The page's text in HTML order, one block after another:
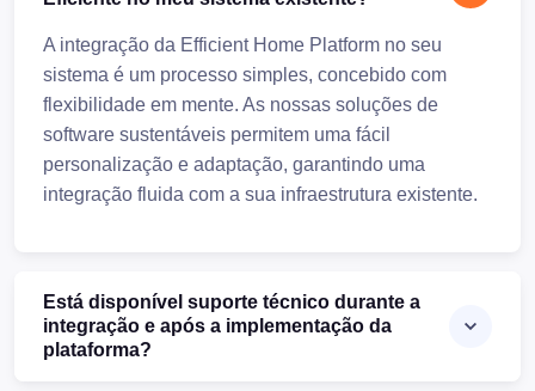
A integração da Efficient Home Platform no seu
sistema é um processo simples, concebido com
flexibilidade em mente. As nossas soluções de
software sustentáveis permitem uma fácil
personalização e adaptação, garantindo uma
integração fluida com a sua infraestrutura existente.
Está disponível suporte técnico durante a
integração e após a implementação da
plataforma?